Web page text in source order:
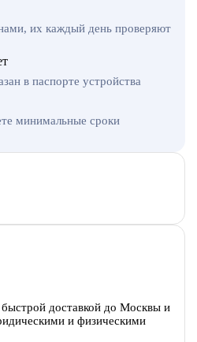
их каждый день проверяют
в паспорте устройства
минимальные сроки
доставкой до Москвы и
и физическими